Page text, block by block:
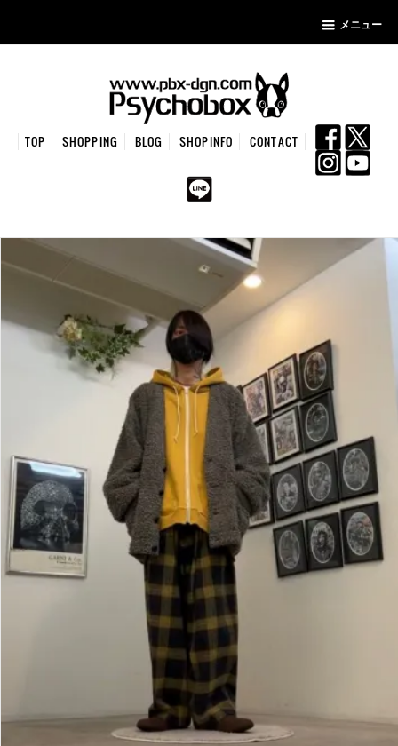
メニュー
TOP SHOPPING BLOG SHOPINFO CONTACT